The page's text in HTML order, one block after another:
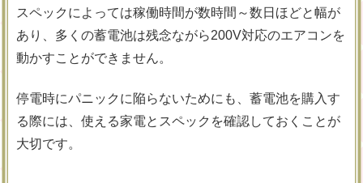
スペックによっては稼働時間が数時間～数日ほどと幅が
あり、多くの蓄電池は残念ながら200V対応のエアコンを
動かすことができません。
停電時にパニックに陥らないためにも、蓄電池を購入す
る際には、使える家電とスペックを確認しておくことが
大切です。